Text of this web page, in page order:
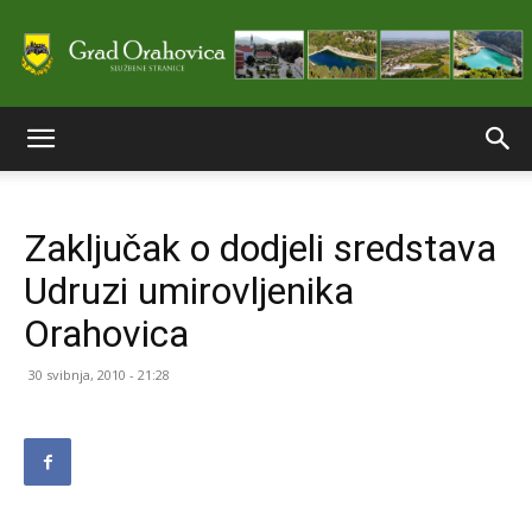
stranice
Zaključak o dodjeli sredstava
Udruzi umirovljenika
Orahovica
30 svibnja, 2010 - 21:28